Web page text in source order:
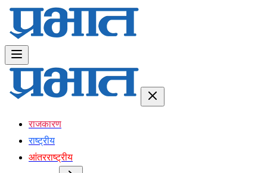
राजकारण
राष्ट्रीय
आंतरराष्ट्रीय